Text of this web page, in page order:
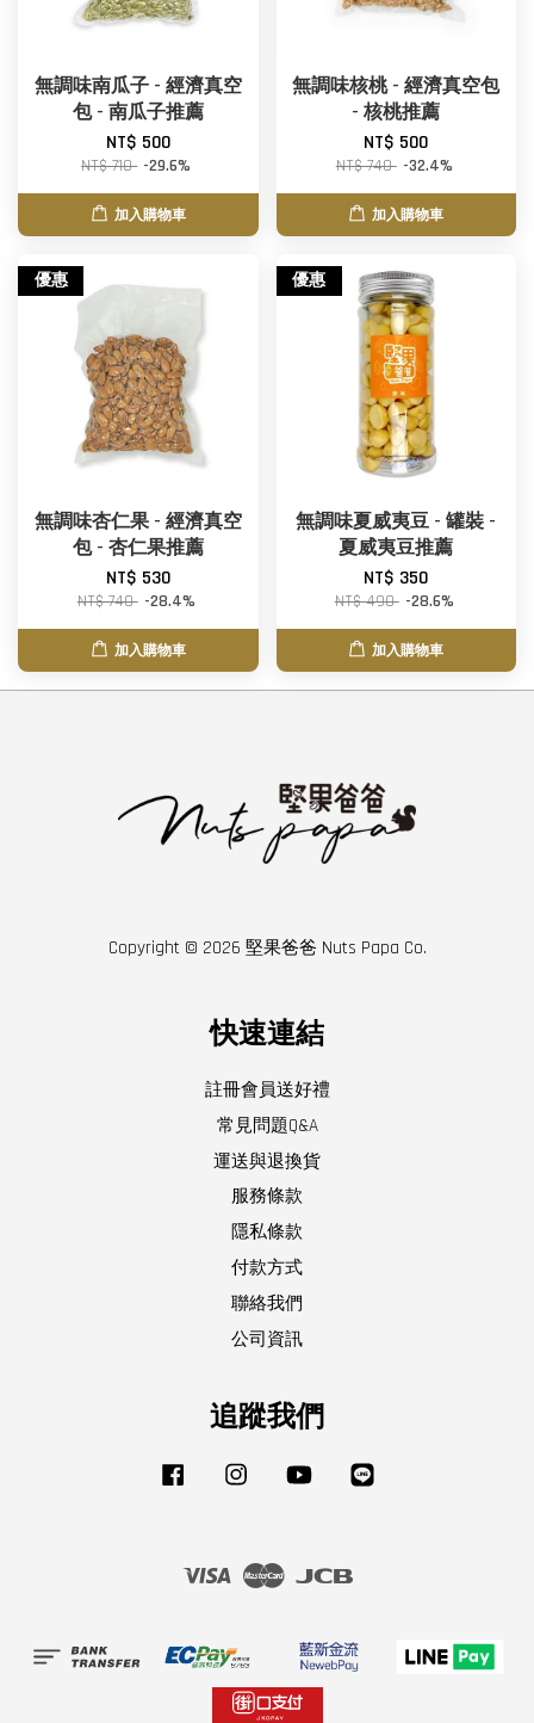
無調味南瓜子 - 經濟真空
包 - 南瓜子推薦
NT$ 500
NT$ 710 -29.6%
加入購物車
無調味核桃 - 經濟真空包
- 核桃推薦
NT$ 500
NT$ 740 -32.4%
加入購物車
優惠
無調味杏仁果 - 經濟真空
包 - 杏仁果推薦
NT$ 530
NT$ 740 -28.4%
加入購物車
優惠
無調味夏威夷豆 - 罐裝 -
夏威夷豆推薦
NT$ 350
NT$ 490 -28.6%
加入購物車
Copyright © 2026 堅果爸爸 Nuts Papa Co.
快速連結
註冊會員送好禮
常見問題Q&A
運送與退換貨
服務條款
隱私條款
付款方式
聯絡我們
公司資訊
追蹤我們
Facebook Instagram YouTube
Visa Master JCB